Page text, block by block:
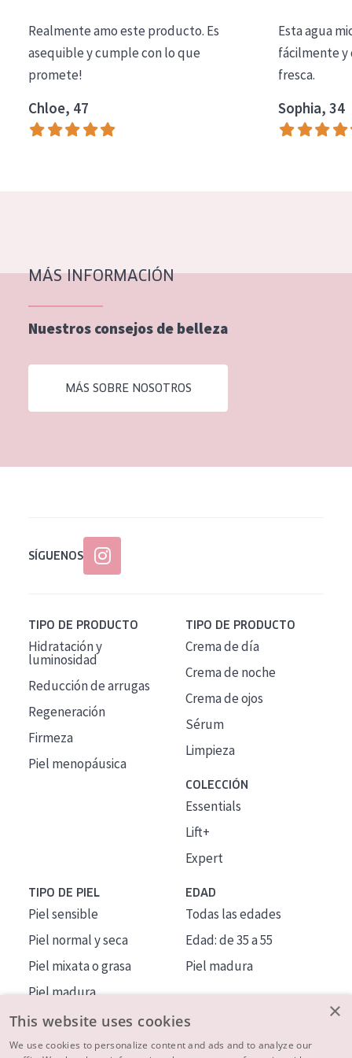
Essentials
Lift+
Expert
Piel madura
Piel menopáusica
EDAD
Realmente amo este producto. Es
asequible y cumple con lo que
promete!
Chloe, 47
Esta agua
fácilmente y
fresca.
Sophia, 34
MÁS INFORMACIÓN
Nuestros consejos de belleza
MÁS SOBRE NOSOTROS
SÍGUENOS
TIPO DE PRODUCTO
Hidratación y
luminosidad
Reducción de arrugas
Regeneración
Firmeza
Piel menopáusica
TIPO DE PRODUCTO
Crema de día
Crema de noche
Crema de ojos
Sérum
Limpieza
COLECCIÓN
Essentials
Lift+
Expert
TIPO DE PIEL
Piel sensible
Piel normal y seca
Piel mixata o grasa
Piel madura
Piel expuesta al sol
Piel menopáusica
EDAD
Todas las edades
Edad: de 35 a 55
Piel madura
×
This website uses cookies
We use cookies to personalize content and ads and to analyze our